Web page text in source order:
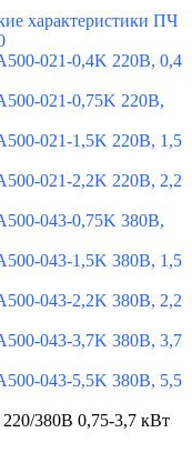
характеристики ПЧ
021-0,4K 220В, 0,4
021-0,75K 220В,
021-1,5K 220В, 1,5
021-2,2K 220В, 2,2
043-0,75K 380В,
043-1,5K 380В, 1,5
043-2,2K 380В, 2,2
043-3,7K 380В, 3,7
043-5,5K 380В, 5,5
380В 0,75-3,7 кВт